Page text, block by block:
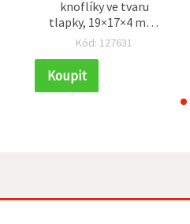
knoflíky ve tvaru
tlapky, 19×17×4 mm,
otvor 4 mm, mix barev
scrapbooking
Kód: 127631
Koupit